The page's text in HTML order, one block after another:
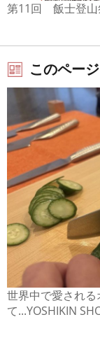
第11回 飯士登
このペー
世界中で愛され
て...YOSHIKIN